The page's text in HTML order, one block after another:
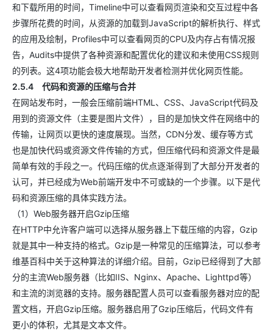
和下载所用的时间，Timeline中可以查看网页渲染和交互过程中各
步骤所花费的时间，从资源的加载到JavaScript的解析执行、样式
的应用及绘制，Profiles中可以查看网页的CPU及内存占有情况报
告，Audits中提供了各种资源和配置优化的建议和未使用CSS规则
的列表。这4项功能会极大地帮助开发者检测并优化网页性能。
2.5.4 代码和资源的压缩与合并
在网站发布时，一般会压缩前端HTML、CSS、JavaScript代码及
用到的资源文件（主要是图片文件），目的是加快文件在网络中的
传输，让网页以更快的速度展现。当然，CDN分发、缓存等方式
也是加快代码或资源文件传输的方式，但压缩代码和资源文件是最
简单有效的手段之一。代码压缩的优点逐渐得到了大部分开发者的
认可，并已经成为Web前端开发中不可或缺的一个步骤。以下是代
码和资源压缩的具体实践方法。
（1）Web服务器开启Gzip压缩
在HTTP中允许客户端可以选择从服务器上下载压缩的内容，Gzip
就是其中一种支持的格式。Gzip是一种常见的压缩算法，可以参考
维基百科中关于这种算法的详细介绍。目前，Gzip已经得到了大部
分的主流Web服务器（比如IIS、Nginx、Apache、Lighttpd等）
和主流的浏览器的支持。服务器配置人员可以查看服务器对应的配
置文档，开启Gzip压缩。服务器启用了Gzip压缩后，代码文件有
更小的体积，尤其是文本文件。